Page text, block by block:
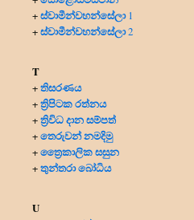
+ස්වාමීන්වහන්සේලා1
+ස්වාමීන්වහන්සේලා2
T
+තිසරණය
+ත්‍රිපිටක රත්නය
+ත්‍රිවිධ දාන සම්පත්
+තෙරුවන් නමදිමු
+ත්‍රෛකාලික සසුන
+තුන්තරා බෝධිය
U